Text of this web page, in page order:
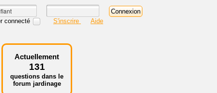
connecté S'inscrire Aide
Actuellement
131
questions dans le
forum jardinage